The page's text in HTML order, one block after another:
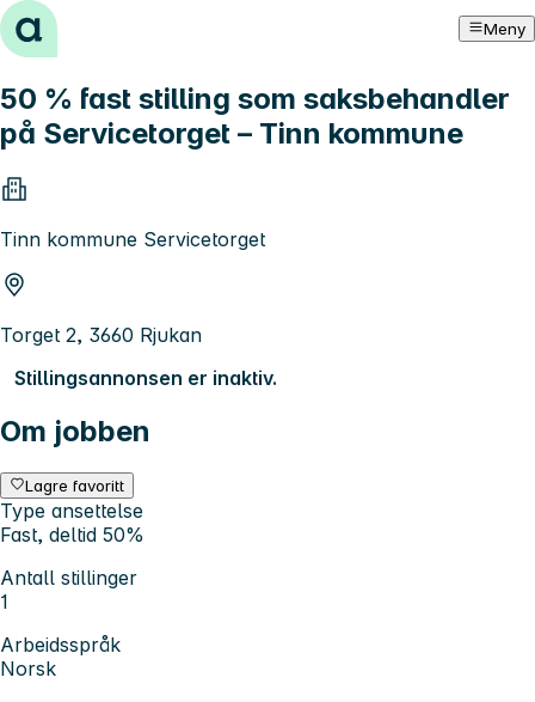
Hopp til innhold Meny
50 % fast stilling som saksbehandler
på Servicetorget – Tinn kommune
Tinn kommune Servicetorget
Torget 2, 3660 Rjukan
Stillingsannonsen er inaktiv.
Om jobben
Lagre favoritt
Type ansettelse
Fast, deltid 50%
Antall stillinger
1
Arbeidsspråk
Norsk